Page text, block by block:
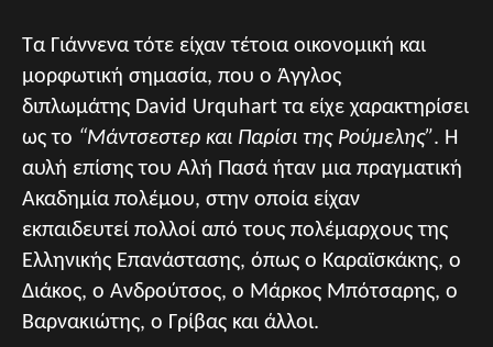
Τα Γιάννενα τότε είχαν τέτοια οικονομική και
μορφωτική σημασία, που ο Άγγλος
διπλωμάτης David Urquhart τα είχε χαρακτηρίσει
ως το “Μάντσεστερ και Παρίσι της Ρούμελης”. Η
αυλή επίσης του Αλή Πασά ήταν μια πραγματική
Ακαδημία πολέμου, στην οποία είχαν
εκπαιδευτεί πολλοί από τους πολέμαρχους της
Ελληνικής Επανάστασης, όπως ο Καραϊσκάκης, ο
Διάκος, ο Ανδρούτσος, ο Μάρκος Μπότσαρης, ο
Βαρνακιώτης, ο Γρίβας και άλλοι.